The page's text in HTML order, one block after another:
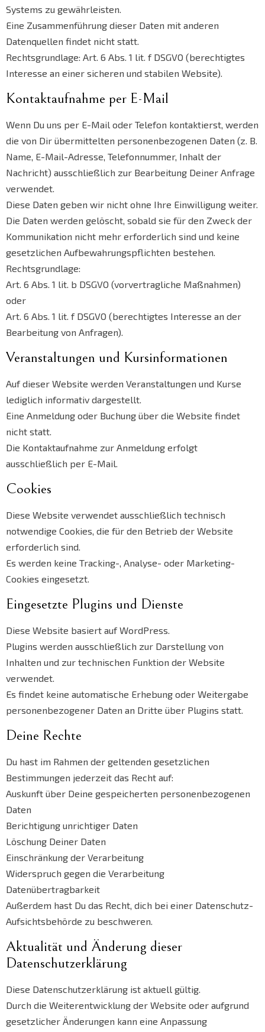
Systems zu gewährleisten.
Eine Zusammenführung dieser Daten mit anderen
Datenquellen findet nicht statt.
Rechtsgrundlage: Art. 6 Abs. 1 lit. f DSGVO (berechtigtes
Interesse an einer sicheren und stabilen Website).
Kontaktaufnahme per E-Mail
Wenn Du uns per E-Mail oder Telefon kontaktierst, werden
die von Dir übermittelten personenbezogenen Daten (z. B.
Name, E-Mail-Adresse, Telefonnummer, Inhalt der
Nachricht) ausschließlich zur Bearbeitung Deiner Anfrage
verwendet.
Diese Daten geben wir nicht ohne Ihre Einwilligung weiter.
Die Daten werden gelöscht, sobald sie für den Zweck der
Kommunikation nicht mehr erforderlich sind und keine
gesetzlichen Aufbewahrungspflichten bestehen.
Rechtsgrundlage:
Art. 6 Abs. 1 lit. b DSGVO (vorvertragliche Maßnahmen)
oder
Art. 6 Abs. 1 lit. f DSGVO (berechtigtes Interesse an der
Bearbeitung von Anfragen).
Veranstaltungen und Kursinformationen
Auf dieser Website werden Veranstaltungen und Kurse
lediglich informativ dargestellt.
Eine Anmeldung oder Buchung über die Website findet
nicht statt.
Die Kontaktaufnahme zur Anmeldung erfolgt
ausschließlich per E-Mail.
Cookies
Diese Website verwendet ausschließlich technisch
notwendige Cookies, die für den Betrieb der Website
erforderlich sind.
Es werden keine Tracking-, Analyse- oder Marketing-
Cookies eingesetzt.
Eingesetzte Plugins und Dienste
Diese Website basiert auf WordPress.
Plugins werden ausschließlich zur Darstellung von
Inhalten und zur technischen Funktion der Website
verwendet.
Es findet keine automatische Erhebung oder Weitergabe
personenbezogener Daten an Dritte über Plugins statt.
Deine Rechte
Du hast im Rahmen der geltenden gesetzlichen
Bestimmungen jederzeit das Recht auf:
Auskunft über Deine gespeicherten personenbezogenen
Daten
Berichtigung unrichtiger Daten
Löschung Deiner Daten
Einschränkung der Verarbeitung
Widerspruch gegen die Verarbeitung
Datenübertragbarkeit
Außerdem hast Du das Recht, dich bei einer Datenschutz-
Aufsichtsbehörde zu beschweren.
Aktualität und Änderung dieser
Datenschutzerklärung
Diese Datenschutzerklärung ist aktuell gültig.
Durch die Weiterentwicklung der Website oder aufgrund
gesetzlicher Änderungen kann eine Anpassung